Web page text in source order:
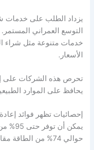
يزداد الطلب على خدمات
التوسع العمراني
خدمات متنوعة مثل شراء
الأسعار.
تحرص هذه الشركات على
يحافظ على الموارد
إحصائيات تظهر فوائد
يمكن
حوالي 74% من الطاقة مقارنة بإنتاجه من المواد الخام.